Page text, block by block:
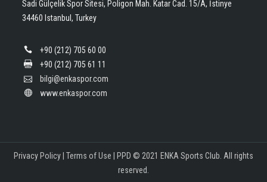
Avrupa
Sadi Gülçelik Spor Sitesi, Poligon Mah. Katar Cad. 15/A, İstinye
34460 Istanbul, Turkey
+90 (212) 705 60 00
+90 (212) 705 61 11
bilgi@enkaspor.com
www.enkaspor.com
Privacy Policy Terms of Use PPD © 2021 ENKA Sports Club. All rights
reserved.